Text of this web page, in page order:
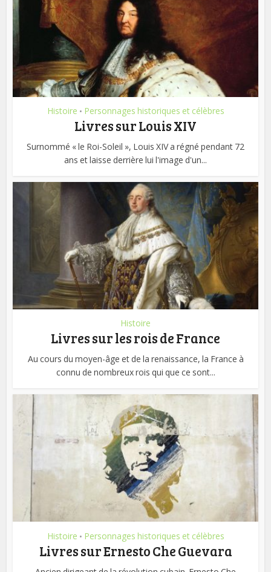
Histoire • Personnages historiques et célèbres
Livres sur Louis XIV
Surnommé « le Roi-Soleil », Louis XIV a régné pendant 72
ans et laisse derrière lui l'image d'un...
Histoire
Livres sur les rois de France
Au cours du moyen-âge et de la renaissance, la France à
connu de nombreux rois qui que ce sont...
Histoire • Personnages historiques et célèbres
Livres sur Ernesto Che Guevara